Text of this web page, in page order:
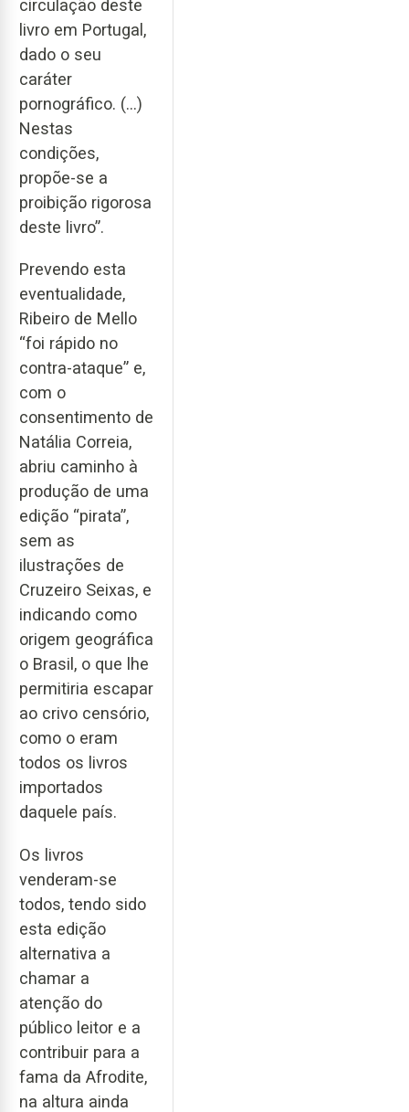
circulação deste
livro em Portugal,
dado o seu
caráter
pornográfico. (…)
Nestas
condições,
propõe-se a
proibição rigorosa
deste livro”.
Prevendo esta
eventualidade,
Ribeiro de Mello
“foi rápido no
contra-ataque” e,
com o
consentimento de
Natália Correia,
abriu caminho à
produção de uma
edição “pirata”,
sem as
ilustrações de
Cruzeiro Seixas, e
indicando como
origem geográfica
o Brasil, o que lhe
permitiria escapar
ao crivo censório,
como o eram
todos os livros
importados
daquele país.
Os livros
venderam-se
todos, tendo sido
esta edição
alternativa a
chamar a
atenção do
público leitor e a
contribuir para a
fama da Afrodite,
na altura ainda